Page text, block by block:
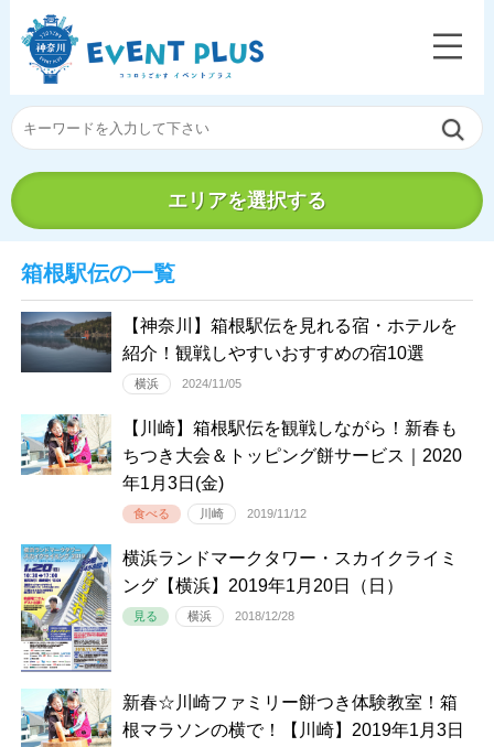
エリアを選択する
箱根駅伝の一覧
【神奈川】箱根駅伝を見れる宿・ホテルを
紹介！観戦しやすいおすすめの宿10選
横浜 2024/11/05
【川崎】箱根駅伝を観戦しながら！新春も
ちつき大会＆トッピング餅サービス｜2020
年1月3日(金)
食べる 川崎 2019/11/12
横浜ランドマークタワー・スカイクライミ
ング【横浜】2019年1月20日（日）
見る 横浜 2018/12/28
新春☆川崎ファミリー餅つき体験教室！箱
根マラソンの横で！【川崎】2019年1月3日